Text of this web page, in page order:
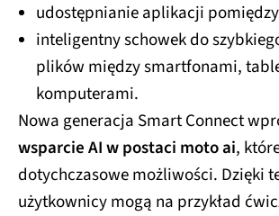
udostępnianie aplikacji
inteligentny schowek do
plików między smartfonami,
komputerami.
Nowa generacja Smart Connect
wsparcie AI w postaci moto ai,
dotychczasowe możliwości. Dzięki
użytkownicy mogą na przykład